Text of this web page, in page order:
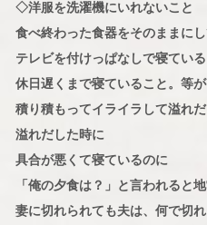
◇洋服を洗濯機にいれないこと
食べ終わった食器をそのままに
テレビを付けっぱなしで寝てい
休日遅くまで寝ていること。等が
積り積もってイライラして溢れだ
溢れだした時に
具合が悪くて寝ているのに
「俺の夕食は？」と言われると
妻に切れられても夫は、何で切